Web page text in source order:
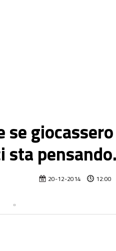
se giocassero
sta
20-12-2014 12:00